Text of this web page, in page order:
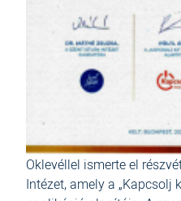
Oklevéllel ismerte el
Intézet, amely a „Kapcsolj